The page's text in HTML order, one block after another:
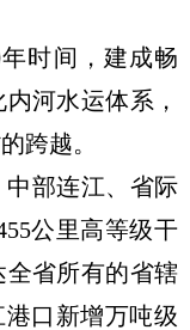
时间，建成畅
河水运体系，
跨越。
中部连江、省际
公里高等级干
省所有的省辖
口新增万吨级